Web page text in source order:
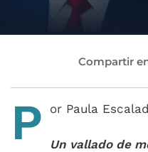
Compartir
P or Paula
Un vallado de